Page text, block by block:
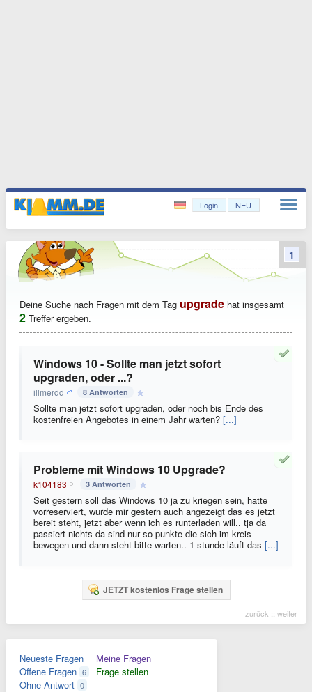
Login NEU
Deine Suche nach Fragen mit dem Tag upgrade hat insgesamt
2 Treffer ergeben.
Windows 10 - Sollte man jetzt sofort
upgraden, oder ...?
illmerdd 8 Antworten
Sollte man jetzt sofort upgraden, oder noch bis Ende des
kostenfreien Angebotes in einem Jahr warten? [...]
Probleme mit Windows 10 Upgrade?
k104183 3 Antworten
Seit gestern soll das Windows 10 ja zu kriegen sein, hatte
vorreserviert, wurde mir gestern auch angezeigt das es jetzt
bereit steht, jetzt aber wenn ich es runterladen will.. tja da
passiert nichts da sind nur so punkte die sich im kreis
bewegen und dann steht bitte warten.. 1 stunde läuft das [...]
JETZT kostenlos Frage stellen
zurück :: weiter
1
Neueste Fragen
Offene Fragen 6
Ohne Antwort 0
Meine Fragen
Frage stellen